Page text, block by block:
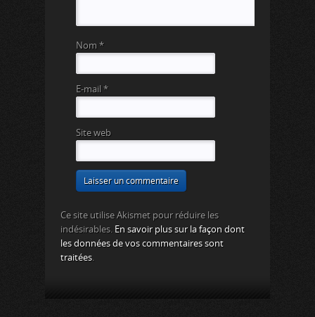
Nom *
E-mail *
Site web
Ce site utilise Akismet pour réduire les
indésirables. En savoir plus sur la façon dont
les données de vos commentaires sont
traitées.